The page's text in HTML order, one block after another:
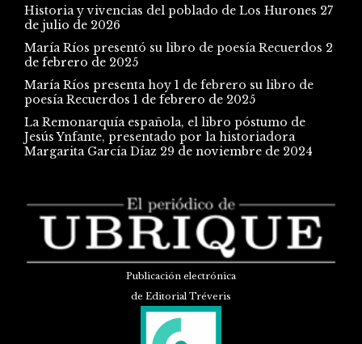
Historia y vivencias del poblado de Los Hurones 27
de julio de 2026
María Ríos presentó su libro de poesía Recuerdos 2
de febrero de 2025
María Ríos presenta hoy 1 de febrero su libro de
poesía Recuerdos 1 de febrero de 2025
La Remonarquía española, el libro póstumo de
Jesús Ynfante, presentado por la historiadora
Margarita García Díaz 29 de noviembre de 2024
Publicación electrónica
de Editorial Tréveris